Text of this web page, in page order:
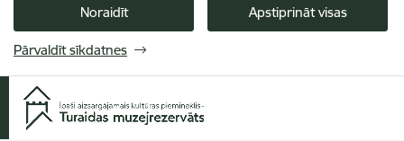
Noraidīt Apstiprināt visas
Pārvaldīt sīkdatnes